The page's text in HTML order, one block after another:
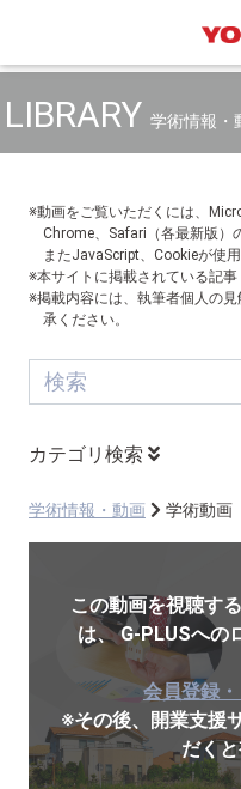
LIBRARY 学術情報・
※動画をご覧いただくには、
Chrome、Safari（各最新版）
またJavaScript、Cookieが使
※本サイトに掲載されている記事
※掲載内容には、執筆者個人の
承ください。
カテゴリ検索
学術情報・動画 学術動画
この動画を視聴す
は、G-PLUSへの
会員登録
※その後、開業支援
だく